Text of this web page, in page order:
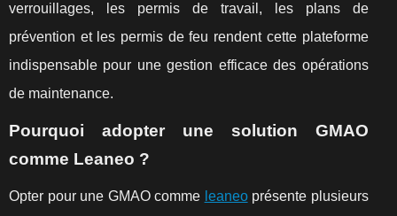
verrouillages, les permis de travail, les plans de
prévention et les permis de feu rendent cette plateforme
indispensable pour une gestion efficace des opérations
de maintenance.
Pourquoi adopter une solution GMAO
comme Leaneo ?
Opter pour une GMAO comme leaneoprésente plusieurs